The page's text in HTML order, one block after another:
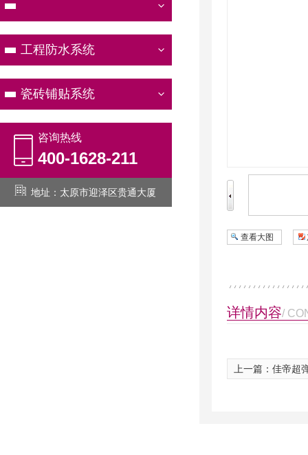
厨卫防水系统
工程防水系统
瓷砖铺贴系统
咨询热线
400-1628-211
地址：太原市迎泽区贵通大厦
查看大图
详情内容/
上一篇：佳帝超